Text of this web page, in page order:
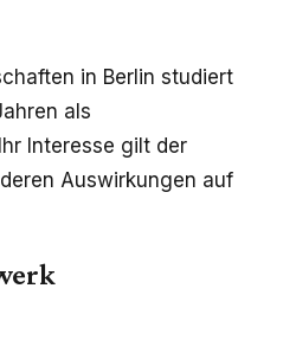
in Berlin studiert
als
Interesse gilt der
Auswirkungen auf